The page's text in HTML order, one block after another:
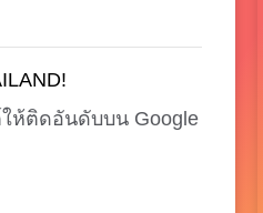
ให้ติดอันดับบน Google